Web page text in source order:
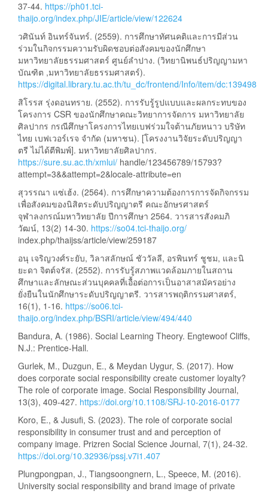
37-44. https://ph01.tci-
thaijo.org/index.php/JIE/article/view/122624
วศินันท์ อินทร์จันทร์. (2559). การศึกษาทัศนคติและการมีส่วน
ร่วมในกิจกรรมความรับผิดชอบต่อสังคมของนักศึกษา
มหาวิทยาลัยธรรมศาสตร์ ศูนย์ลำปาง. (วิทยานิพนธ์ปริญญามหา
บัณฑิต ,มหาวิทยาลัยธรรมศาสตร์).
https://digital.library.tu.ac.th/tu_dc/frontend/Info/item/dc:139498
สิโรรส รุ่งดอนทราย. (2552). การรับรู้รูปแบบและผลกระทบของ
โครงการ CSR ของนักศึกษาคณะวิทยาการจัดการ มหาวิทยาลัย
ศิลปากร กรณีศึกษาโครงการไทยเบฟร่วมใจต้านภัยหนาว บริษัท
ไทย เบฟเวอร์เรจ จำกัด (มหาชน). [โครงงานวิจัยระดับปริญญา
ตรี ไม่ได้ตีพิมพ์]. มหาวิทยาลัยศิลปากร.
https://sure.su.ac.th/xmlui/ handle/123456789/15793?
attempt=3&&attempt=2&locale-attribute=en
สุวรรณา แซ่เฮ้ง. (2564). การศึกษาความต้องการการจัดกิจกรรม
เพื่อสังคมของนิสิตระดับปริญญาตรี คณะอักษรศาสตร์
จุฬาลงกรณ์มหาวิทยาลัย ปีการศึกษา 2564. วารสารสังคมภิ
วัฒน์, 13(2) 14-30. https://so04.tci-thaijo.org/
index.php/thaijss/article/view/259187
อนุ เจริญวงศ์ระยับ, วิลาสลักษณ์ ชัววัลลี, อรพินทร์ ชูชม, และนิ
ยะดา จิตต์จรัส. (2552). การรับรู้สภาพแวดล้อมภายในสถาน
ศึกษาและลักษณะส่วนบุคคลที่เอื้อต่อการเป็นอาสาสมัครอย่าง
ยั่งยืนในนักศึกษาระดับปริญญาตรี. วารสารพฤติกรรมศาสตร์,
16(1), 1-16. https://so06.tci-
thaijo.org/index.php/BSRI/article/view/494/440
Bandura, A. (1986). Social Learning Theory. Engtewoof Cliffs,
N.J.: Prentice-Hall.
Gurlek, M., Duzgun, E., & Meydan Uygur, S. (2017). How
does corporate social responsibility create customer loyalty?
The role of corporate image. Social Responsibility Journal,
13(3), 409-427. https://doi.org/10.1108/SRJ-10-2016-0177
Koro, E., & Jusufi, S. (2023). The role of corporate social
responsibility in consumer trust and and perception of
company image. Prizren Social Science Journal, 7(1), 24-32.
https://doi.org/10.32936/pssj.v7i1.407
Plungpongpan, J., Tiangsoongnern, L., Speece, M. (2016).
University social responsibility and brand image of private